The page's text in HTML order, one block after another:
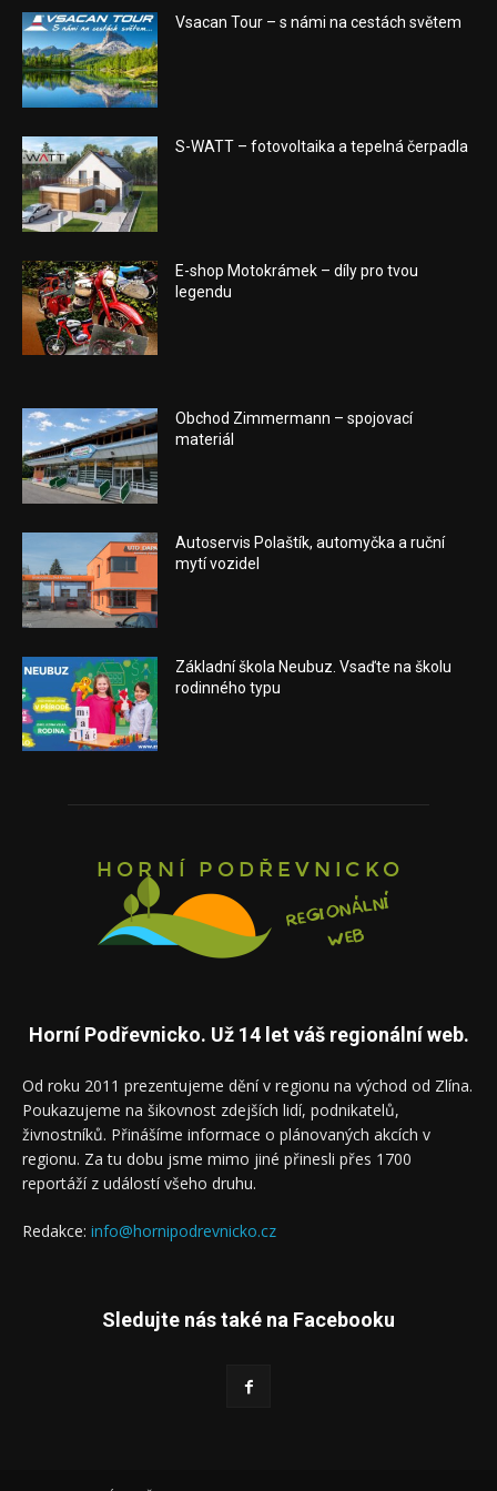
Vsacan Tour – s námi na cestách světem
S-WATT – fotovoltaika a tepelná čerpadla
E-shop Motokrámek – díly pro tvou
legendu
Obchod Zimmermann – spojovací
materiál
Autoservis Polaštík, automyčka a ruční
mytí vozidel
Základní škola Neubuz. Vsaďte na školu
rodinného typu
Horní Podřevnicko. Už 14 let váš regionální web.
Od roku 2011 prezentujeme dění v regionu na východ od Zlína.
Poukazujeme na šikovnost zdejších lidí, podnikatelů,
živnostníků. Přinášíme informace o plánovaných akcích v
regionu. Za tu dobu jsme mimo jiné přinesli přes 1700
reportáží z událostí všeho druhu.
Redakce: info@hornipodrevnicko.cz
Sledujte nás také na Facebooku